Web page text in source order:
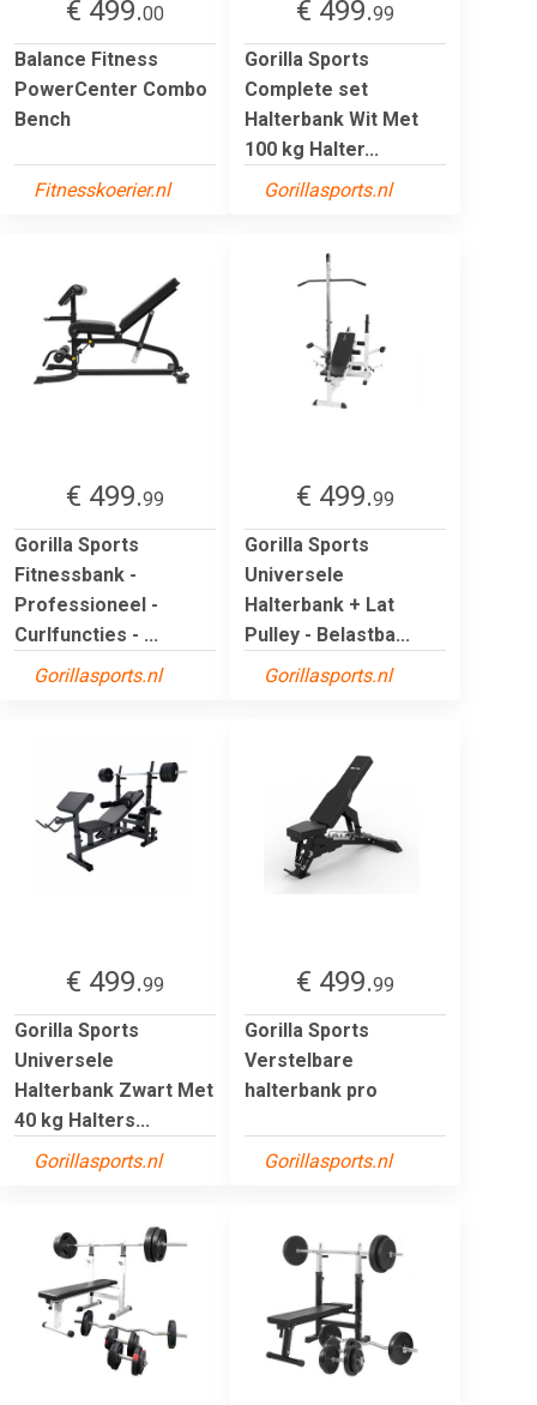
€ 499.00
Balance Fitness
PowerCenter Combo
Bench
Fitnesskoerier.nl
€ 499.99
Gorilla Sports
Complete set
Halterbank Wit Met
100 kg Halter...
Gorillasports.nl
€ 499.99
Gorilla Sports
Fitnessbank -
Professioneel -
Curlfuncties - ...
Gorillasports.nl
€ 499.99
Gorilla Sports
Universele
Halterbank + Lat
Pulley - Belastba...
Gorillasports.nl
€ 499.99
Gorilla Sports
Universele
Halterbank Zwart Met
40 kg Halters...
Gorillasports.nl
€ 499.99
Gorilla Sports
Verstelbare
halterbank pro
Gorillasports.nl